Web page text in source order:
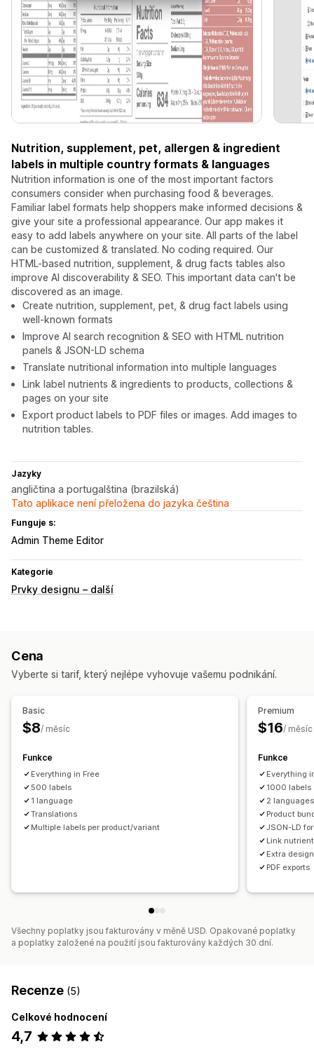
Nutrition, supplement, pet, allergen & ingredient
labels in multiple country formats & languages
Nutrition information is one of the most important factors
consumers consider when purchasing food & beverages.
Familiar label formats help shoppers make informed decisions &
give your site a professional appearance. Our app makes it
easy to add labels anywhere on your site. All parts of the label
can be customized & translated. No coding required. Our
HTML-based nutrition, supplement, & drug facts tables also
improve AI discoverability & SEO. This important data can't be
discovered as an image.
Create nutrition, supplement, pet, & drug fact labels using
well-known formats
Improve AI search recognition & SEO with HTML nutrition
panels & JSON-LD schema
Translate nutritional information into multiple languages
Link label nutrients & ingredients to products, collections &
pages on your site
Export product labels to PDF files or images. Add images to
nutrition tables.
Jazyky
angličtina a portugalština (brazilská)
Tato aplikace není přeložena do jazyka čeština
Funguje s:
Admin Theme Editor
Kategorie
Prvky designu – další
Cena
Vyberte si tarif, který nejlépe vyhovuje vašemu podnikání.
Basic
$8/ měsíc
Funkce
Everything in Free
500 labels
1 language
Translations
Multiple labels per product/variant
Premium
$16/ měsíc
Funkce
Everything
1000 labels
2 languages
Product
JSON-LD
Link
Extra
PDF exports
Všechny poplatky jsou fakturovány v měně USD. Opakované poplatky
a poplatky založené na použití jsou fakturovány každých 30 dní.
Recenze (5)
Celkové hodnocení
4,7